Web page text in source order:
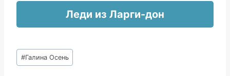
Леди из Ларги-дон
Метки
записи:
#Галина Осень